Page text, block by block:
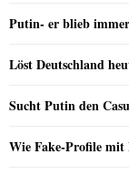
Putin- er blieb
Löst Deutschland
Sucht Putin den
Wie Fake-Profile mit